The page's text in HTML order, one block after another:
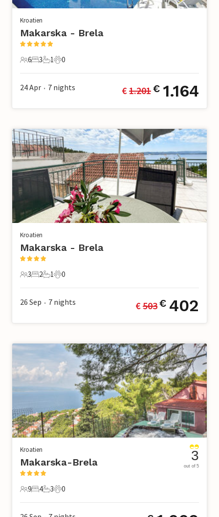
Kroatien
Makarska - Brela
6 Gäste
6
3 Schlafzimmer
3
1 Badezimmer
1
0 Haustiere
0
24 Apr • 7 nights € 1.201€ 1.164
Kroatien
Makarska - Brela
3 Gäste
3
2 Schlafzimmer
2
1 Badezimmer
1
0 Haustiere
0
26 Sep • 7 nights € 503€ 402
Kroatien
Makarska-Brela
9 Gäste
9
4 Schlafzimmer
4
3 Badezimmer
3
0 Haustiere
0
3
out of 5